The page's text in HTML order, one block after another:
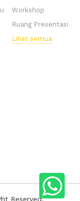
Workshop
Ruang Presentasi
Lihat semua
Reserved.